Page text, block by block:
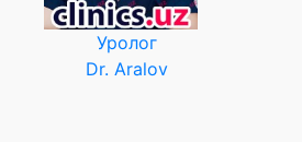
Уролог
Dr. Aralov